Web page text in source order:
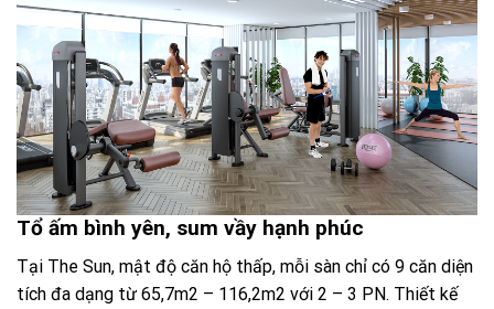
Tổ ấm bình yên, sum vầy hạnh phúc
Tại The Sun, mật độ căn hộ thấp, mỗi sàn chỉ có 9 căn diện
tích đa dạng từ 65,7m2 – 116,2m2 với 2 – 3 PN. Thiết kế